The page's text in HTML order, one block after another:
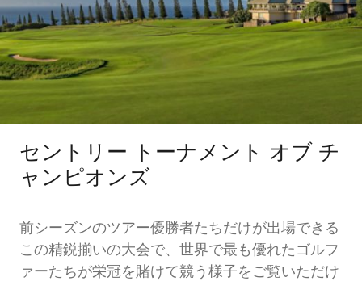
セントリー トーナメント オブ チ
ャンピオンズ
前シーズンのツアー優勝者たちだけが出場できる
この精鋭揃いの大会で、世界で最も優れたゴルフ
ァーたちが栄冠を賭けて競う様子をご覧いただけ